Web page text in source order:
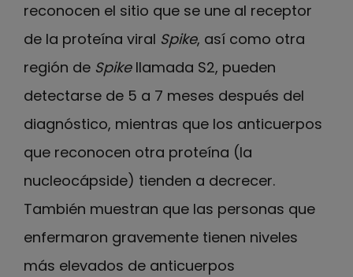
reconocen el sitio que se une al receptor
de la proteína viral Spike, así como otra
región de Spikellamada S2, pueden
detectarse de 5 a 7 meses después del
diagnóstico, mientras que los anticuerpos
que reconocen otra proteína (la
nucleocápside) tienden a decrecer.
También muestran que las personas que
enfermaron gravemente tienen niveles
más elevados de anticuerpos